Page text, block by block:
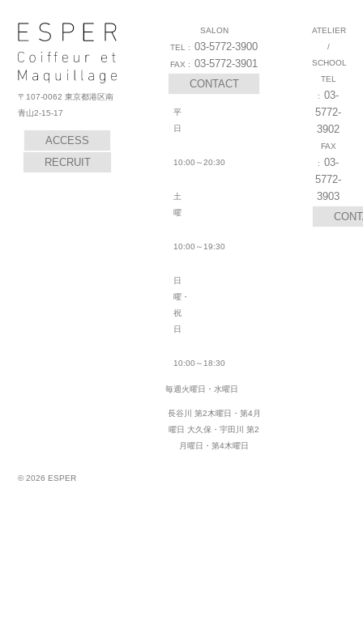
〒107-0062 東京都港区南
青山2-15-17
ACCESS
RECRUIT
SALON
03-5772-3900
03-5772-3901
CONTACT
平
日
10:00～20:30
土
曜
10:00～19:30
日
曜・
祝
日
10:00～18:30
毎週火曜日・水曜日
長谷川 第2木曜日・第4月
曜日 大久保・宇田川 第2
月曜日・第4木曜日
ATELIER
/
SCHOOL
03-
5772-
3902
03-
5772-
3903
© 2026 ESPER